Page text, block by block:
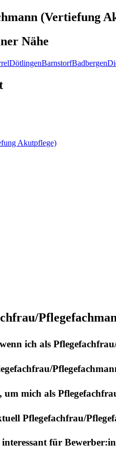
(Vertiefung
Nähe
DötlingenBarnstorfBadbergen
Akutpflege)
ich als
um mich als
Pflegefachfrau/
für